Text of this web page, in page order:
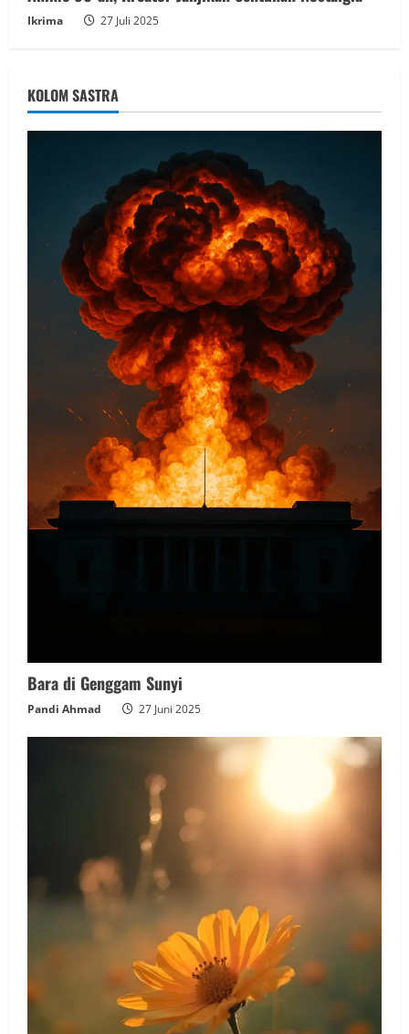
Ikrima 27 Juli 2025
KOLOM SASTRA
Bara di Genggam Sunyi
Pandi Ahmad 27 Juni 2025